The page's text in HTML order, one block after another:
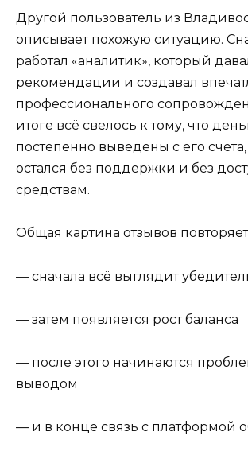
Другой пользователь из
описывает похожую ситуацию.
работал «аналитик», который
рекомендации и создавал
профессионального
итоге всё свелось к тому, что
постепенно выведены с его
остался без поддержки и без
средствам.
Общая картина отзывов
— сначала всё выглядит
— затем появляется рост баланса
— после этого начинаются
выводом
— и в конце связь с платформой